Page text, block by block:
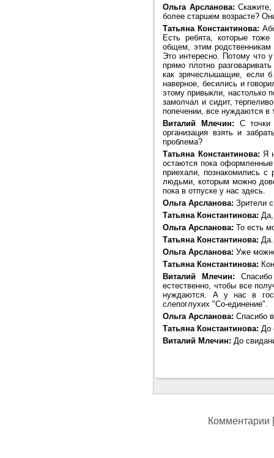
Ольга Арсланова:
более старшем возрасте?
Татьяна Константинова:
Есть ребята, которые
общем, этим
Это интересно. Потому что
прямо плотно
как зрячеслышащие, если
наверное, бесились и
этому привыкли, настолько
замолчал и сидит,
попечении, все нуждаются в
Виталий Млечин: С точки
организация взять и
проблема?
Татьяна Константинова: Я
остаются пока
приехали, познакомились с
людьми, которым можно
пока в отпуске у нас здесь.
Ольга Арсланова: Зрители
Татьяна Константинова:
Ольга Арсланова: То есть
Татьяна Константинова:
Ольга Арсланова: Уже
Татьяна Константинова:
Виталий Млечин:
естественно, чтобы все
нуждаются. А у нас в
слепоглухих "Со-единение".
Ольга Арсланова: Спасибо
Татьяна Константинова: До
Виталий Млечин: До
Комментарии